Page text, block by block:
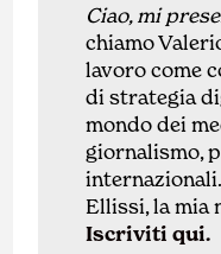
Ciao, mi
chiamo
lavoro come
distrategia
mondo dei
giornalismo,
Ellissi, la mia
Iscriviti qui.